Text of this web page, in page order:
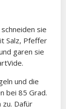
sie
Salz, Pfeffer
garen sie
und die
bei 85 Grad.
Dafür